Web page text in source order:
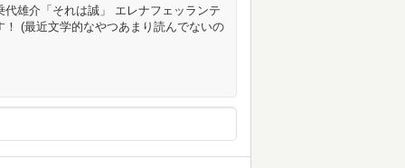
雄介「それは誠」 エレナフェッランテ
(最近文学的なやつあまり読んでないの